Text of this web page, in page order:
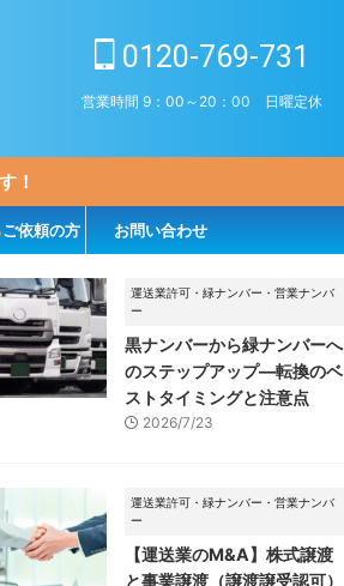
0120-769-731
営業時間 9：00～20：00 日曜定休
！
依頼の方 お問い合わせ
運送業許可・緑ナンバー・営業ナンバ
ー
黒ナンバーから緑ナンバーへ
のステップアップ―転換のベ
ストタイミングと注意点
2026/7/23
運送業許可・緑ナンバー・営業ナンバ
ー
【運送業のM&A】株式譲渡
と事業譲渡（譲渡譲受認可）